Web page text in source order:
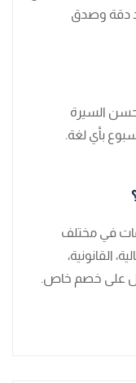
دقة وصدق
السيرة
بأي لغة.
في مختلف
القانونية،
على خصم خاص.